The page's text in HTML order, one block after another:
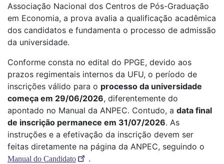
Associação Nacional dos Centros de Pós-Graduação
em Economia, a prova avalia a qualificação acadêmica
dos candidatos e fundamenta o processo de admissão
da universidade.
Conforme consta no edital do PPGE, devido aos
prazos regimentais internos da UFU, o período de
inscrições válido para o processo da universidade
começa em 29/06/2026, diferentemente do
apontado no Manual da ANPEC. Contudo, a data final
de inscrição permanece em 31/07/2026. As
instruções e a efetivação da inscrição devem ser
feitas diretamente na página da ANPEC, seguindo o
Manual do Candidato .